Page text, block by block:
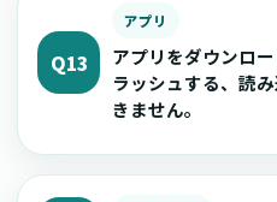
Q13
アプリ
アプリをダウンロ
ラッシュする、読
きません。